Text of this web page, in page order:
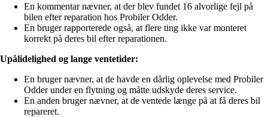
En kommentar nævner, at der blev fundet 16 alvorlige fejl på
bilen efter reparation hos Probiler Odder.
En bruger rapporterede også, at flere ting ikke var monteret
korrekt på deres bil efter reparationen.
Upålidelighed og lange ventetider:
En bruger nævner, at de havde en dårlig oplevelse med Probiler
Odder under en flytning og måtte udskyde deres service.
En anden bruger nævner, at de ventede længe på at få deres bil
repareret.